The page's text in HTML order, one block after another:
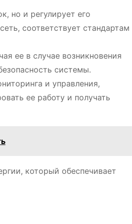
но и регулирует его
соответствует стандартам
ее в случае возникновения
системы.
и управления,
ее работу и получать
который обеспечивает